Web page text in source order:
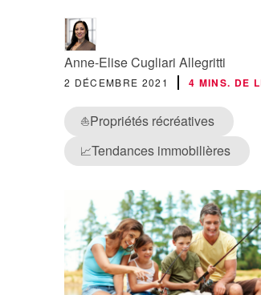
Anne-Elise Cugliari Allegritti
2 DÉCEMBRE 2021 4 MINS. DE
⛵Propriétés récréatives
📈Tendances immobilières